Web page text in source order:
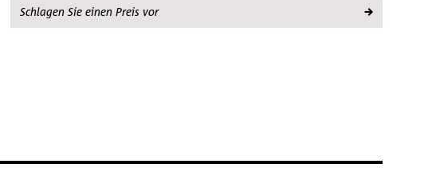
Schlagen Sie einen Preis vor